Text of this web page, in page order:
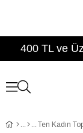
400 TL ve